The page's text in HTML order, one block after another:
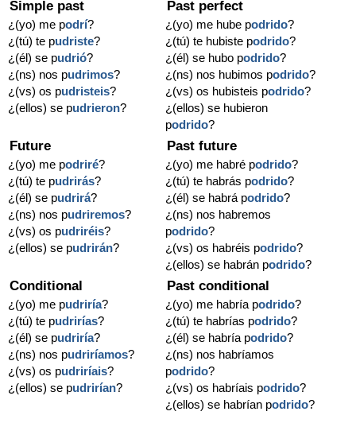
Simple past
¿(yo) me podrí?
¿(tú) te pudriste?
¿(él) se pudrió?
¿(ns) nos pudrimos?
¿(vs) os pudristeis?
¿(ellos) se pudrieron?
Past perfect
¿(yo) me hube podrido?
¿(tú) te hubiste podrido?
¿(él) se hubo podrido?
¿(ns) nos hubimos podrido?
¿(vs) os hubisteis podrido?
¿(ellos) se hubieron
podrido?
Future
¿(yo) me podriré?
¿(tú) te pudrirás?
¿(él) se pudrirá?
¿(ns) nos pudriremos?
¿(vs) os pudriréis?
¿(ellos) se pudrirán?
Past future
¿(yo) me habré podrido?
¿(tú) te habrás podrido?
¿(él) se habrá podrido?
¿(ns) nos habremos
podrido?
¿(vs) os habréis podrido?
¿(ellos) se habrán podrido?
Conditional
¿(yo) me pudriría?
¿(tú) te pudrirías?
¿(él) se pudriría?
¿(ns) nos pudriríamos?
¿(vs) os pudriríais?
¿(ellos) se pudrirían?
Past conditional
¿(yo) me habría podrido?
¿(tú) te habrías podrido?
¿(él) se habría podrido?
¿(ns) nos habríamos
podrido?
¿(vs) os habríais podrido?
¿(ellos) se habrían podrido?